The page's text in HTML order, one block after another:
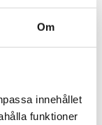
Om
innehållet
funktioner
och får
vill när du